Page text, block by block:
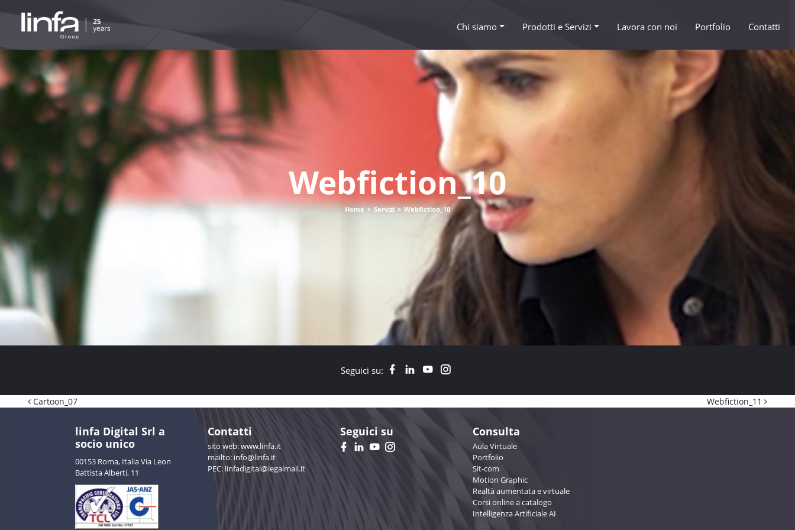
Chi siamo Prodotti e Servizi Lavora con noi Portfolio Contatti
Webfiction_10
Home > Servizi > Webfiction_10
Seguici su:
Navigazione articoli
Cartoon_07 Webfiction_11
linfa Digital Srl a
socio unico
00153 Roma, Italia Via Leon
Battista Alberti, 11
Contatti
sito web:www.linfa.it
mailto: info@linfa.it
PEC: linfadigital@legalmail.it
Seguici su Consulta
Aula Virtuale
Portfolio
Sit-com
Motion Graphic
Realtà aumentata e virtuale
Corsi online a catalogo
Intelligenza Artificiale AI